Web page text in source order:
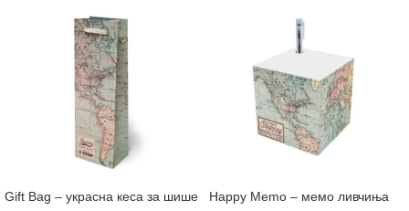
Gift Bag – украсна кеса за шише Happy Memo – мемо ливчиња